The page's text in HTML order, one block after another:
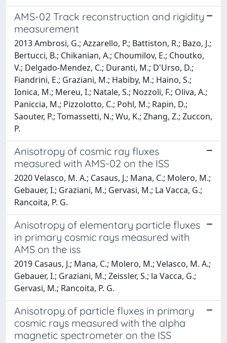
AMS-02 Track reconstruction and rigidity
measurement
2013 Ambrosi, G.; Azzarello, P.; Battiston, R.; Bazo, J.;
Bertucci, B.; Chikanian, A.; Choumilov, E.; Choutko,
V.; Delgado-Mendez, C.; Duranti, M.; D'Urso, D.;
Fiandrini, E.; Graziani, M.; Habiby, M.; Haino, S.;
Ionica, M.; Mereu, I.; Natale, S.; Nozzoli, F.; Oliva, A.;
Paniccia, M.; Pizzolotto, C.; Pohl, M.; Rapin, D.;
Saouter, P.; Tomassetti, N.; Wu, K.; Zhang, Z.; Zuccon,
P.
Anisotropy of cosmic ray fluxes
measured with AMS-02 on the ISS
2020 Velasco, M. A.; Casaus, J.; Mana, C.; Molero, M.;
Gebauer, I.; Graziani, M.; Gervasi, M.; La Vacca, G.;
Rancoita, P. G.
Anisotropy of elementary particle fluxes
in primary cosmic rays measured with
AMS on the iss
2019 Casaus, J.; Mana, C.; Molero, M.; Velasco, M. A.;
Gebauer, I.; Graziani, M.; Zeissler, S.; la Vacca, G.;
Gervasi, M.; Rancoita, P. G.
Anisotropy of particle fluxes in primary
cosmic rays measured with the alpha
magnetic spectrometer on the ISS